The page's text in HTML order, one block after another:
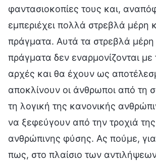
φαντασιοκοπίες τους και,
εμπεριέχει πολλά στρεβλά μέρη
πράγματα. Αυτά τα στρεβλά μέρη
πράγματα δεν εναρμονίζονται με
αρχές και θα έχουν ως
αποκλίνουν οι άνθρωποι από τη
τη λογική της κανονικής
να ξεφεύγουν από την τροχιά
ανθρώπινης φύσης. Ας πούμε,
πως, στο πλαίσιο των